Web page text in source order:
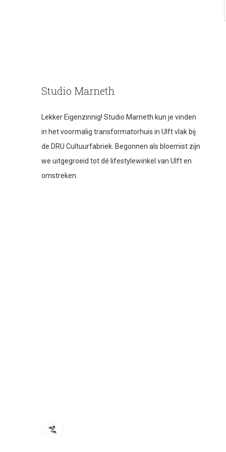
Studio Marneth
Lekker Eigenzinnig! Studio Marneth kun je vinden
in het voormalig transformatorhuis in Ulft vlak bij
de DRU Cultuurfabriek. Begonnen als bloemist zijn
we uitgegroeid tot dé lifestylewinkel van Ulft en
omstreken.